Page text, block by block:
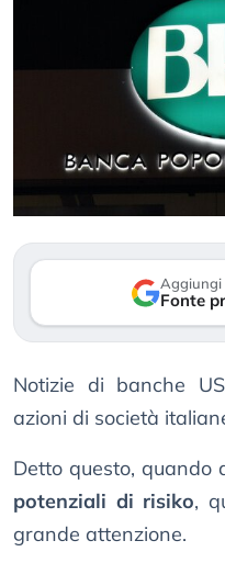
Aggiungi
Fonte
Notizie di banche
azioni di società
Detto questo, quando
potenziali di risiko,
grande attenzione.